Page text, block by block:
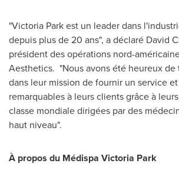
"Victoria Parkest un leader dans
depuis plus de 20 ans", a déclaré David
président des opérations nord-
Aesthetics. "Nous avons été heureux de
dans leur mission de fournir un service
remarquables à leurs clients grâce à
classe mondiale dirigées par des
haut niveau".
À propos du Médispa Victoria Park